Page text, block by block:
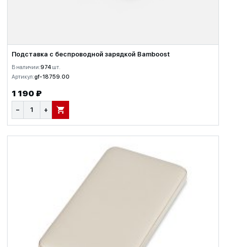
Подставка с беспроводной зарядкой Bamboost
В наличии:974 шт.
Артикул:gf-18759.00
1 190 ₽
− + В КОРЗИНУ